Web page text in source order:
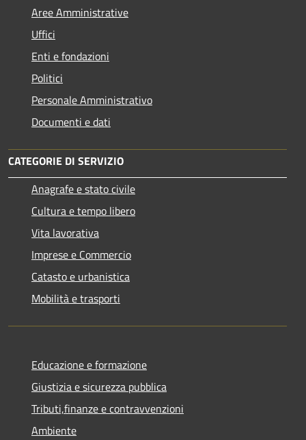
Aree Amministrative
Uffici
Enti e fondazioni
Politici
Personale Amministrativo
Documenti e dati
CATEGORIE DI SERVIZIO
Anagrafe e stato civile
Cultura e tempo libero
Vita lavorativa
Imprese e Commercio
Catasto e urbanistica
Mobilità e trasporti
Educazione e formazione
Giustizia e sicurezza pubblica
Tributi,finanze e contravvenzioni
Ambiente